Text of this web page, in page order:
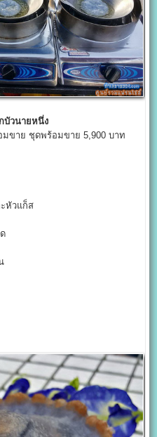
บัวนายหนึ่ง
ขาย ชุดพร้อมขาย 5,900 บาท
หัวแก็ส